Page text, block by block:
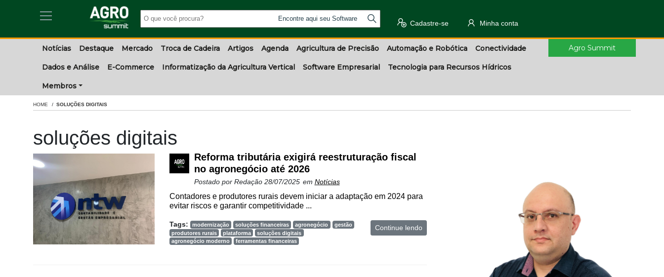
Encontre aqui seu Software
Cadastre-se Minha conta
Notícias Destaque Mercado Troca de Cadeira Artigos Agenda Agricultura de Precisão Automação e Robótica Conectividade
Dados e Análise E-Commerce Informatização da Agricultura Vertical Software Empresarial Tecnologia para Recursos Hídricos
Membros
Agro Summit
HOME SOLUÇÕES DIGITAIS
soluções digitais
Reforma tributária exigirá reestruturação fiscal
no agronegócio até 2026
Postado por Redação 28/07/2025 em Notícias
Contadores e produtores rurais devem iniciar a adaptação em 2024 para
evitar riscos e garantir competitividade ...
Tags: modernização soluções financeiras agronegócio
gestão
produtores rurais
plataforma
soluções digitais
agronegócio moderno
ferramentas financeiras
Continue lendo